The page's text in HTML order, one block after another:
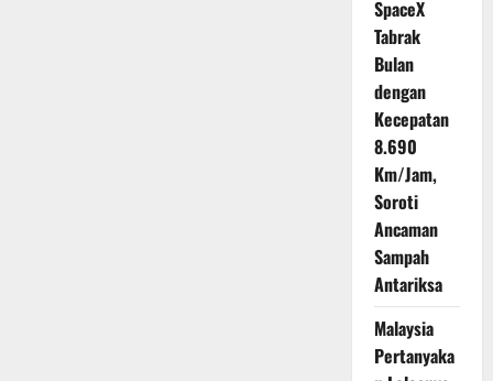
SpaceX
Tabrak
Bulan
dengan
Kecepatan
8.690
Km/Jam,
Soroti
Ancaman
Sampah
Antariksa
Malaysia
Pertanyaka